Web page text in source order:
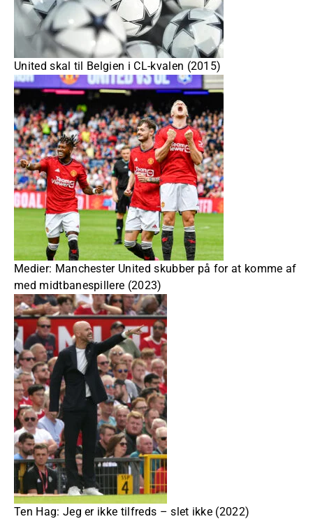
United skal til Belgien i CL-kvalen (2015)
Medier: Manchester United skubber på for at komme af
med midtbanespillere (2023)
Ten Hag: Jeg er ikke tilfreds – slet ikke (2022)